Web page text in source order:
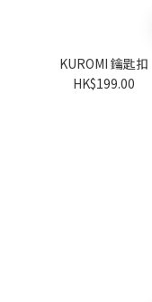
KUROMI 鑰匙扣
HK$199.00